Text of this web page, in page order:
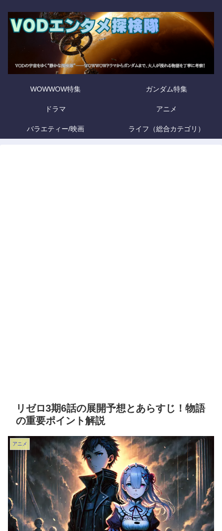
WOWWOW特集 ガンダム特集
ドラマ アニメ
バラエティー/映画 ライフ（総合カテゴリ）
リゼロ3期6話の展開予想とあらすじ！物語
の重要ポイント解説
アニメ